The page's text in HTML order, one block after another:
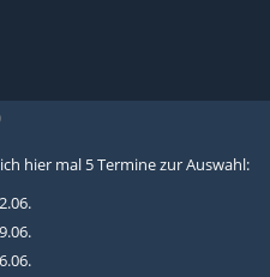
hier mal 5 Termine zur Auswahl: